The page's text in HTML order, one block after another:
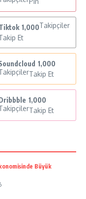
1,000Takipçiler
Et
1,000
Takip Et
1,000
Takip Et
Büyük